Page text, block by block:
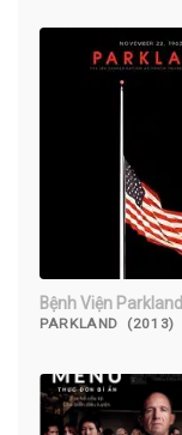
Bệnh Viện Parkland
PARKLAND (2013)